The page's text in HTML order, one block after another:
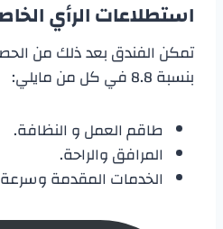
استطلاعات الرأي
تمكن الفندق بعد ذلك من
بنسبة 8.8 في كل من مايلي:
طاقم العمل و النظافة.
المرافق والراحة.
الخدمات المقدمة وسرعة